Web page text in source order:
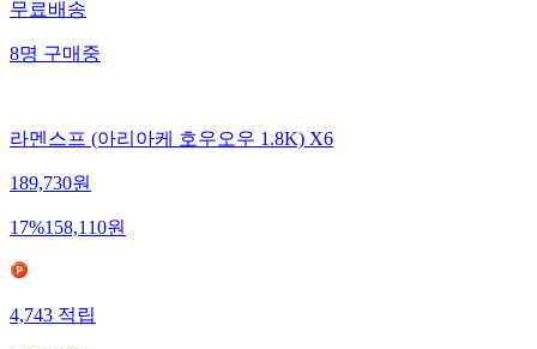
무료배송
8명구매중
라멘스프 (아리아케 호우오우 1.8K) X6
189,730원
17%158,110원
4,743적립